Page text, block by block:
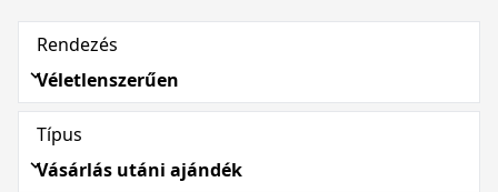
Rendezés
Véletlenszerűen
Típus
Vásárlás utáni ajándék